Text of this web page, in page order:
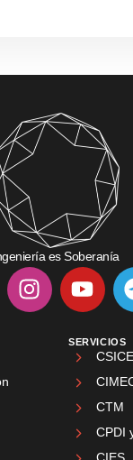
es Soberanía
SERVICIOS
CSICE
CTM
CPDI
CIES